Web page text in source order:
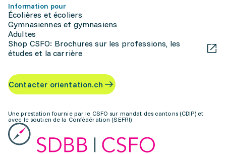
Information pour
Écolières et écoliers
Gymnasiennes et gymnasiens
Adultes
Shop CSFO: Brochures sur les professions, les
études et la carrière
Contacter orientation.ch
Une prestation fournie par le CSFO sur mandat des cantons (CDIP) et
avec le soutien de la Confédération (SEFRI)